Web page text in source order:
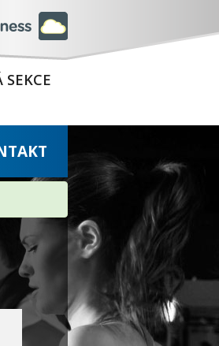
SEKCE